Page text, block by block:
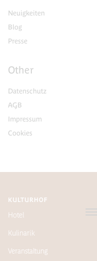
Neuigkeiten
Blog
Presse
Other
Datenschutz
AGB
Impressum
Cookies
KULTURHOF
Hotel
Kulinarik
Veranstaltung